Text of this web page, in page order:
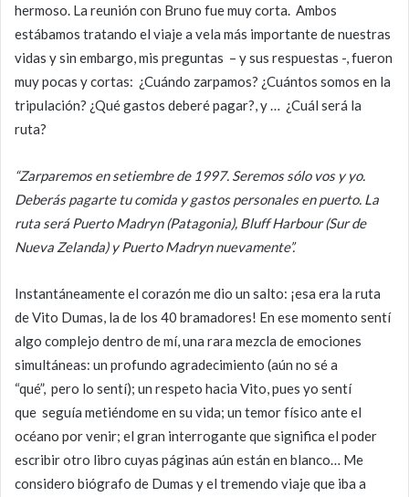
hermoso. La reunión con Bruno fue muy corta. Ambos
estábamos tratando el viaje a vela más importante de nuestras
vidas y sin embargo, mis preguntas – y sus respuestas -, fueron
muy pocas y cortas: ¿Cuándo zarpamos? ¿Cuántos somos en la
tripulación? ¿Qué gastos deberé pagar?, y … ¿Cuál será la
ruta?
“Zarparemos en setiembre de 1997. Seremos sólo vos y yo.
Deberás pagarte tu comida y gastos personales en puerto. La
ruta será Puerto Madryn (Patagonia), Bluff Harbour (Sur de
Nueva Zelanda) y Puerto Madryn nuevamente”.
Instantáneamente el corazón me dio un salto: ¡esa era la ruta
de Vito Dumas, la de los 40 bramadores! En ese momento sentí
algo complejo dentro de mí, una rara mezcla de emociones
simultáneas: un profundo agradecimiento (aún no sé a
“qué”, pero lo sentí); un respeto hacia Vito, pues yo sentí
que seguía metiéndome en su vida; un temor físico ante el
océano por venir; el gran interrogante que significa el poder
escribir otro libro cuyas páginas aún están en blanco… Me
considero biógrafo de Dumas y el tremendo viaje que iba a